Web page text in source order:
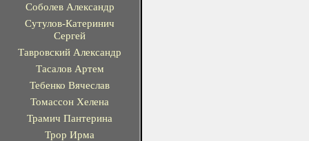
Соболев Александр
Сутулов-Катеринич
Сергей
Тавровский Александр
Тасалов Артем
Тебенко Вячеслав
Томассон Хелена
Трамич Пантерина
Трор Ирма